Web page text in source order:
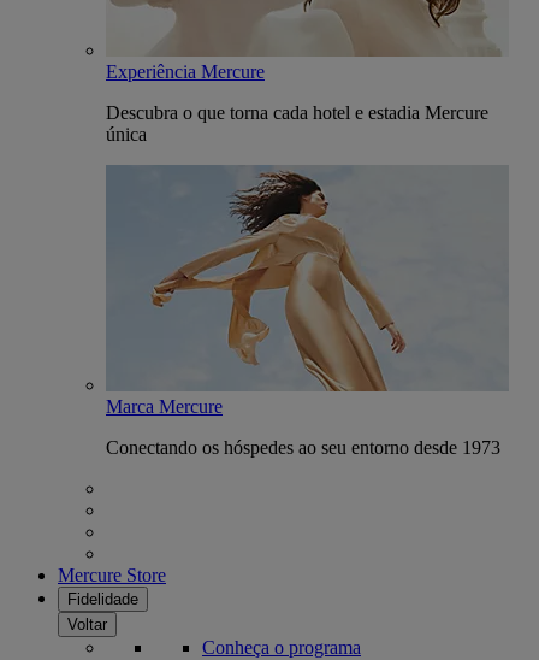
Experiência Mercure
Descubra o que torna cada hotel e estadia Mercure
única
Marca Mercure
Conectando os hóspedes ao seu entorno desde 1973
Mercure Store
Fidelidade
Voltar
Conheça o programa